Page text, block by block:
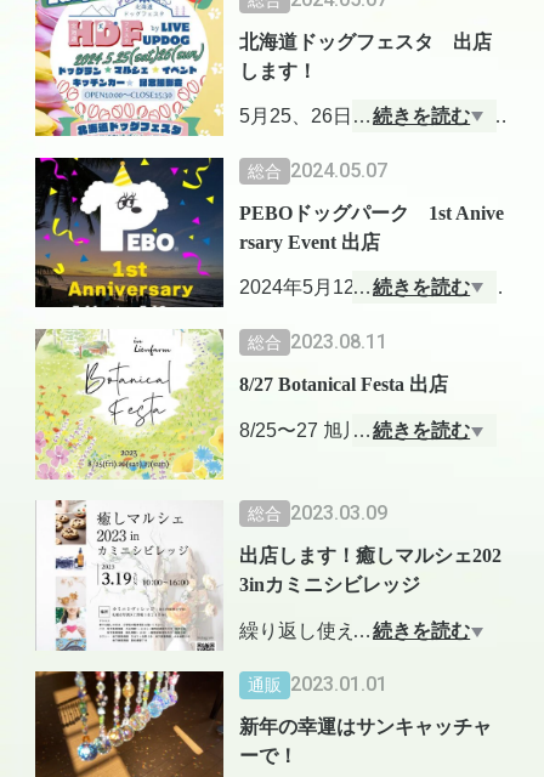
北海道ドッグフェスタ 出店
します！
5月25、26日 滝野すずらん公
グフェスタに出店します。
ドッグラン、マルシェ、イベ
ント、記念撮影会など、楽し
いプログラムがいっぱいで
チューリップ🌷が綺麗なこの
時期、ぜひ遊びに来てくださ
https://www.takinopark.com/%E
83%B3%E3%83%88/%E3%8
3%A9%E3%82%A4%E3%8
3%96%E3%82%A2%E3%83%
9%E3%83%83%E3%82
…続きを読む
総合 2024.05.07
PEBOドッグパーク 1st Anive
rsary Event 出店
2024年5月12日(日) PEBOドッ
出店します。
お天気は微妙ですが、ドッグ
ランで愛犬と楽しい時間を過
商品、犬用ハーブふりかけな
ど準備してお待ちしておりま
す。
EiqC4E9?g_st=ic
…続きを読む
総合 2023.08.11
8/27 Botanical Festa 出店
8/25〜27 旭川で開催されるBot
https://home.tsuku2.jp/storeDet
ail.php?scd=0000199869
って、こねこね手ごね石けん
を作りましょう！
続きを読む
総合 2023.03.09
出店します！癒しマルシェ202
3inカミニシビレッジ
繰り返し使える「あずきカイ
詳しくはショップInstagramを
ご覧くださいね♪
…続きを読む
通販
2023.01.01
新年の幸運はサンキャッチャ
ーで！